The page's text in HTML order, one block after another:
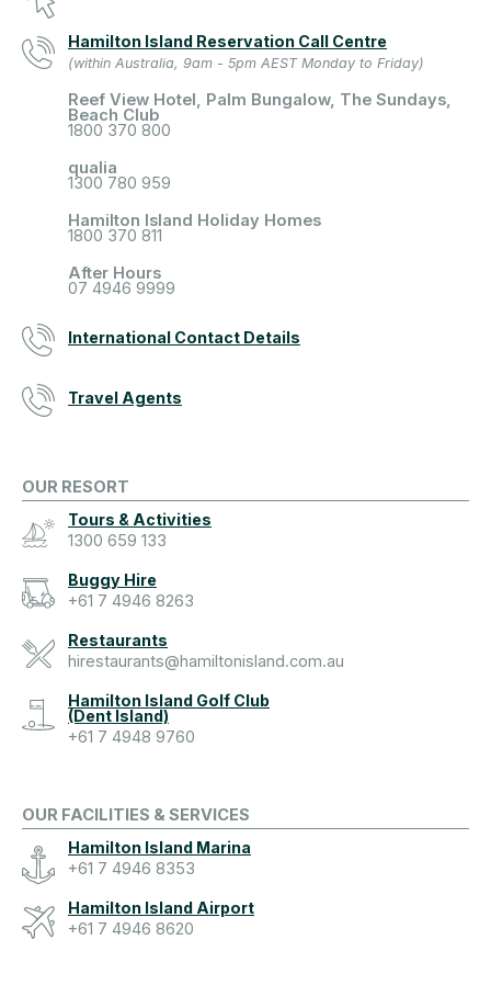
Hamilton Island Reservation Call Centre
(within Australia, 9am - 5pm AEST Monday to Friday)
Reef View Hotel, Palm Bungalow, The Sundays,
Beach Club
1800 370 800
qualia
1300 780 959
Hamilton Island Holiday Homes
1800 370 811
After Hours
07 4946 9999
International Contact Details
Travel Agents
OUR RESORT
Tours & Activities
1300 659 133
Buggy Hire
+61 7 4946 8263
Restaurants
hirestaurants@hamiltonisland.com.au
Hamilton Island Golf Club
(Dent Island)
+61 7 4948 9760
OUR FACILITIES & SERVICES
Hamilton Island Marina
+61 7 4946 8353
Hamilton Island Airport
+61 7 4946 8620